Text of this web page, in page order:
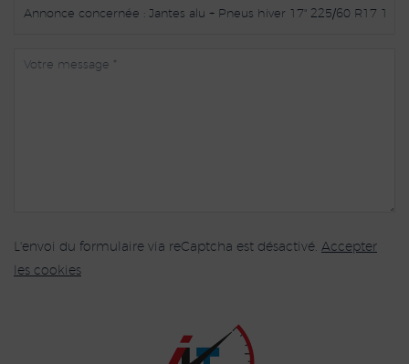
L'envoi du formulaire via reCaptcha est désactivé. Accepter
les cookies